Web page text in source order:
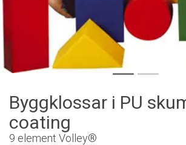
Byggklossar i PU
coating
9 element Volley®